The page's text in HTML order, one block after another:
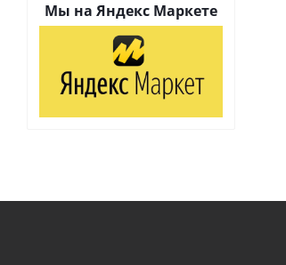
Мы на Яндекс Маркете